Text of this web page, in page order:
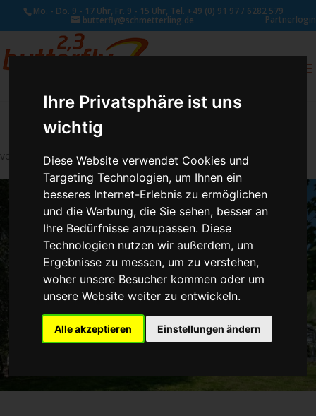
Ihre Privatsphäre ist uns
wichtig
Diese Website verwendet Cookies und
Targeting Technologien, um Ihnen ein
besseres Internet-Erlebnis zu ermöglichen
und die Werbung, die Sie sehen, besser an
Ihre Bedürfnisse anzupassen. Diese
Technologien nutzen wir außerdem, um
Ergebnisse zu messen, um zu verstehen,
woher unsere Besucher kommen oder um
unsere Website weiter zu entwickeln.
Alle akzeptieren Einstellungen ändern
Mo. - Do. 9 - 17 Uhr, Fr. 9 - 15 Uhr, Tel. +49 (0) 91 97 / 6282 579
butterfly@schmetterling.de Partnerlogin
von Susan Naumann|Sep. 5, 2018